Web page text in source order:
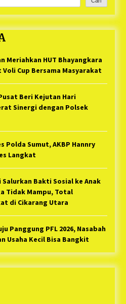
Meriahkan HUT Bhayangkara
Cup Bersama Masyarakat
Beri Kejutan Hari
Sinergi dengan Polsek
Polda Sumut, AKBP Hannry
Langkat
Bakti Sosial ke Anak
Tidak Mampu, Total
di Cikarang Utara
Panggung PFL 2026, Nasabah
Usaha Kecil Bisa Bangkit